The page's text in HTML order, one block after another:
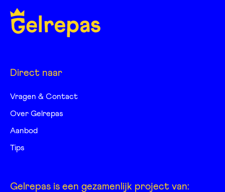
Direct naar
Vragen & Contact
Over Gelrepas
Aanbod
Tips
Gelrepas is een gezamenlijk project van: